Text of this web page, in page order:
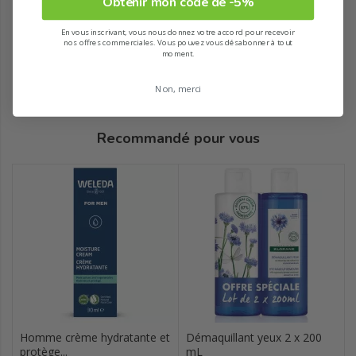
Recommandé pour vous
Homme crème hydratante et
protège...
Démaquillant yeux 2 x 200
mL
En vous inscrivant, vous nous donnez votre accord pour recevoir
nos offres commerciales. Vous pouvez vous désabonner à tout
moment.
Non, merci